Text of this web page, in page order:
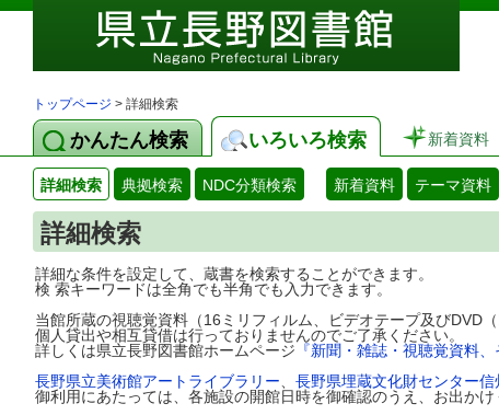
トップページ > 詳細検索
かんたん検索 いろいろ検索 新着資料
詳細検索 典拠検索 NDC分類検索 新着資料 テーマ資料
詳細検索
詳細な条件を設定して、蔵書を検索することができます。
検 索キーワードは全角でも半角でも入力できます。
当館所蔵の視聴覚資料（16ミリフィルム、ビデオテープ及びDVD
個人貸出や相互貸借は行っておりませんのでご了承ください。
詳しくは県立長野図書館ホームページ 『新聞・雑誌・視聴覚資料
長野県立美術館アートライブラリー
長野県埋蔵文化財センター
御利用にあたっては、各施設の開館日時を御確認のうえ、お出かけ